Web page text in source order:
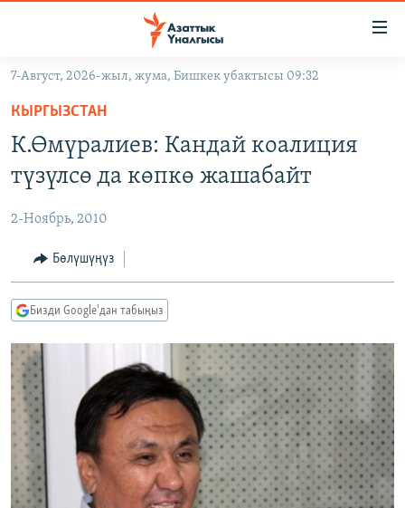
Навигацияга
өтүңүз
Издөөгө
салыңызКЫРГЫЗСТАН
ЭКОНОМИКА
МАДАНИЯТ
БОРБОР АЗИЯ
УКРАИНА
АТАЙЫН ИЛИКТӨӨ
ТВ ПРОГРАММАЛАР
ЭКСПЕРТТЕР ТАЛДАЙТ
БИЗ ЖАНА ДҮЙНӨ
ДАНИСТЕ
ЭЖЕ-СИҢДИЛЕР
АЗАТТЫК+
ЫҢГАЙСЫЗ СУРООЛОР
ӨЗГӨЧӨ ПИКИР
Русский
ОНЛАЙН ШЕРИНЕ
7-Август, 2026-жыл, жума, Бишкек убактысы 09:32
КЫРГЫЗСТАН
К.Өмүралиев: Кандай коалиция
түзүлсө да көпкө жашабайт
2-Ноябрь, 2010
Бөлүшүңүз
Бизди Google'дан табыңыз